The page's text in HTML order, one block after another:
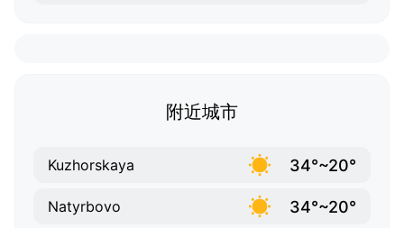
附近城市
Kuzhorskaya 34°~20°
Natyrbovo 34°~20°